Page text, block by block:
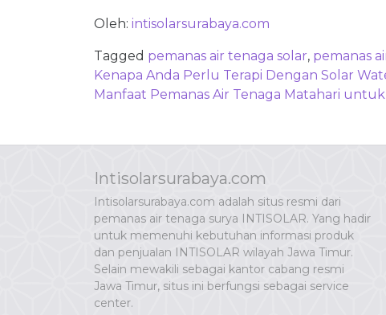
Oleh: intisolarsurabaya.com
Tagged pemanas air tenaga solar, pemanas
Post
navigation
Kenapa Anda Perlu Terapi Dengan Solar
Manfaat Pemanas Air Tenaga Matahari untuk
Intisolarsurabaya.com
Intisolarsurabaya.com adalah situs resmi dari
pemanas air tenaga surya INTISOLAR. Yang hadir
untuk memenuhi kebutuhan informasi produk
dan penjualan INTISOLAR wilayah Jawa Timur.
Selain mewakili sebagai kantor cabang resmi
Jawa Timur, situs ini berfungsi sebagai service
center.